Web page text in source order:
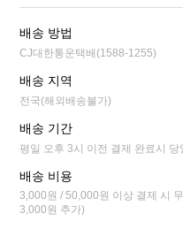
배송 방법
CJ대한통운택배(1588-1255)
배송 지역
전국(해외배송불가)
배송 기간
평일 오후 3시 이전 결제 완료시
배송 비용
3,000원 / 50,000원 이상 결제 시
3,000원 추가)